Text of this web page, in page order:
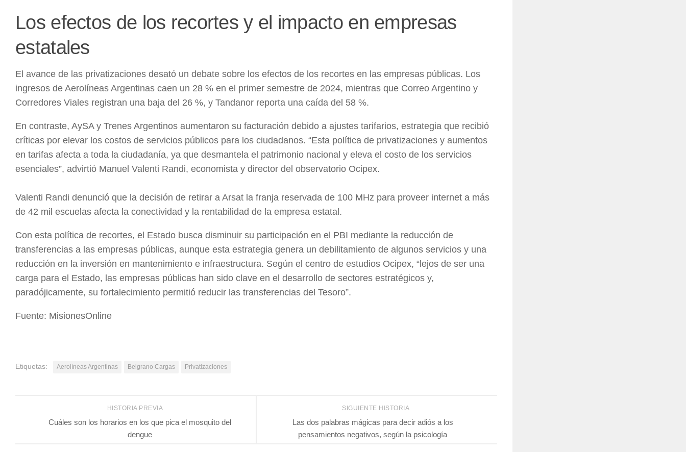
Los efectos de los recortes y el impacto en empresas
estatales
El avance de las privatizaciones desató un debate sobre los efectos de los recortes en las empresas públicas. Los
ingresos de Aerolíneas Argentinas caen un 28 % en el primer semestre de 2024, mientras que Correo Argentino y
Corredores Viales registran una baja del 26 %, y Tandanor reporta una caída del 58 %.
En contraste, AySA y Trenes Argentinos aumentaron su facturación debido a ajustes tarifarios, estrategia que recibió
críticas por elevar los costos de servicios públicos para los ciudadanos. “Esta política de privatizaciones y aumentos
en tarifas afecta a toda la ciudadanía, ya que desmantela el patrimonio nacional y eleva el costo de los servicios
esenciales”, advirtió Manuel Valenti Randi, economista y director del observatorio Ocipex.
Valenti Randi denunció que la decisión de retirar a Arsat la franja reservada de 100 MHz para proveer internet a más
de 42 mil escuelas afecta la conectividad y la rentabilidad de la empresa estatal.
Con esta política de recortes, el Estado busca disminuir su participación en el PBI mediante la reducción de
transferencias a las empresas públicas, aunque esta estrategia genera un debilitamiento de algunos servicios y una
reducción en la inversión en mantenimiento e infraestructura. Según el centro de estudios Ocipex, “lejos de ser una
carga para el Estado, las empresas públicas han sido clave en el desarrollo de sectores estratégicos y,
paradójicamente, su fortalecimiento permitió reducir las transferencias del Tesoro”.
Fuente: MisionesOnline
Etiquetas: Aerolíneas Argentinas Belgrano Cargas Privatizaciones
SIGUIENTE HISTORIA
Las dos palabras mágicas para decir adiós a los
pensamientos negativos, según la psicología
HISTORIA PREVIA
Cuáles son los horarios en los que pica el mosquito del
dengue